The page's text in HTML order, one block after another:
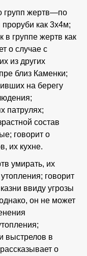
групп жертв—по
как 3х4м;
в группе жертв как
о случае с
из других
близ Каменки;
на берегу
патрулях;
состав
говорит о
их кухне.
умирать, их
говорит
ввиду угрозы
он не может
выстрелов в
о